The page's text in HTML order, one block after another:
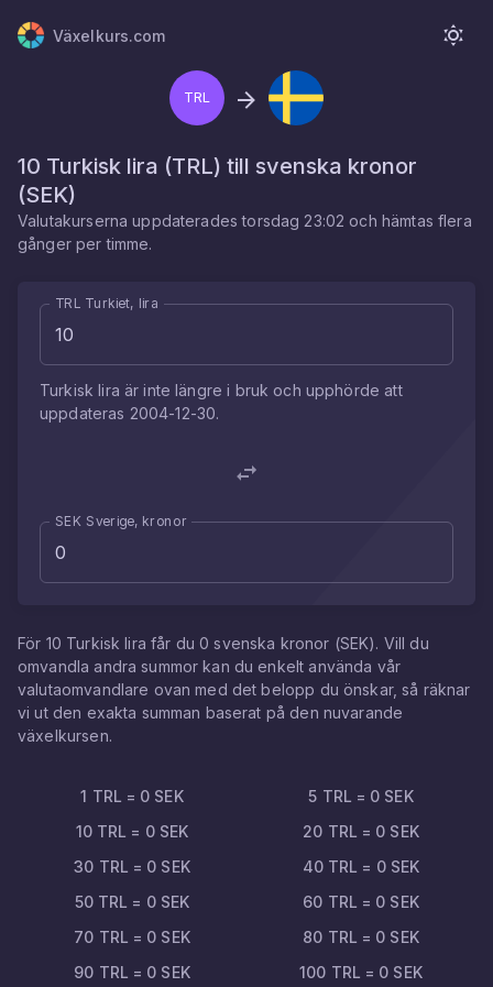
Växelkurs.com
TRL
10 Turkisk lira (TRL) till svenska kronor
(SEK)
Valutakurserna uppdateradestorsdag 23:02 och hämtas flera
gånger per timme.
TRL Turkiet, lira
Turkisk lira är inte längre i bruk och upphörde att
uppdateras 2004-12-30.
SEK Sverige, kronor
För 10 Turkisk lira får du0 svenska kronor (SEK). Vill du
omvandla andra summor kan du enkelt använda vår
valutaomvandlare ovan med det belopp du önskar, så räknar
vi ut den exakta summan baserat på den nuvarande
växelkursen.
1 TRL = 0 SEK 5 TRL = 0 SEK
10 TRL = 0 SEK 20 TRL = 0 SEK
30 TRL = 0 SEK 40 TRL = 0 SEK
50 TRL = 0 SEK 60 TRL = 0 SEK
70 TRL = 0 SEK 80 TRL = 0 SEK
90 TRL = 0 SEK 100 TRL = 0 SEK